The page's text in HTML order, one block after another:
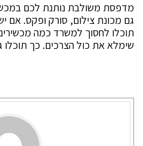
מדפסת משולבת נותנת לכם
גם מכונת צילום, סורק ופקס. אם
תוכלו לחסוך למשרד כמה
שימלא את כול הצרכים. כך